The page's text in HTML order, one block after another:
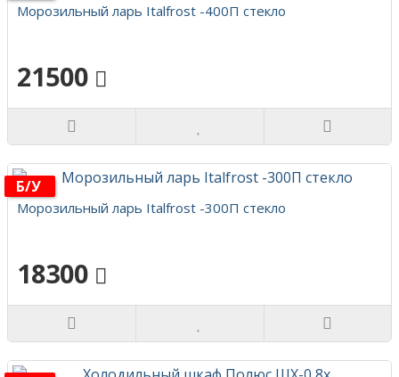
Морозильный ларь Italfrost -400П стекло
21500
Б/у
Морозильный ларь Italfrost -300П стекло
18300